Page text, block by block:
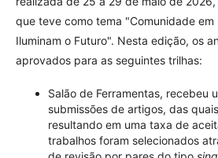
que teve como tema "Comunidade em
Iluminam o Futuro". Nesta edição, os
aprovados para as seguintes trilhas:
Salão de Ferramentas, recebeu
submissões de artigos, das
resultando em uma taxa de
trabalhos foram selecionados